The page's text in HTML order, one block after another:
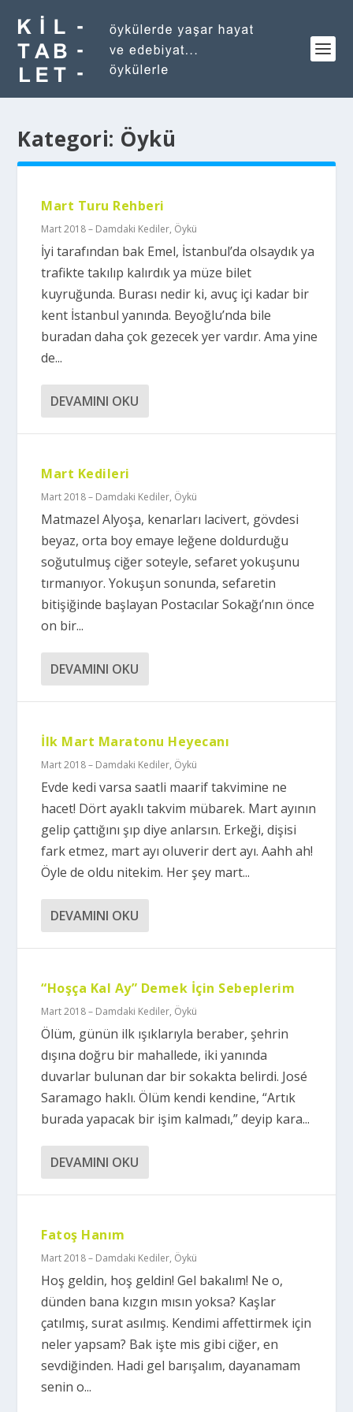
Kategori: Öykü
Mart Turu Rehberi
Mart 2018 – Damdaki Kediler, Öykü
İyi tarafından bak Emel, İstanbul’da olsaydık ya
trafikte takılıp kalırdık ya müze bilet
kuyruğunda. Burası nedir ki, avuç içi kadar bir
kent İstanbul yanında. Beyoğlu’nda bile
buradan daha çok gezecek yer vardır. Ama yine
de...
DEVAMINI OKU
Mart Kedileri
Mart 2018 – Damdaki Kediler, Öykü
Matmazel Alyoşa, kenarları lacivert, gövdesi
beyaz, orta boy emaye leğene doldurduğu
soğutulmuş ciğer soteyle, sefaret yokuşunu
tırmanıyor. Yokuşun sonunda, sefaretin
bitişiğinde başlayan Postacılar Sokağı’nın önce
on bir...
DEVAMINI OKU
İlk Mart Maratonu Heyecanı
Mart 2018 – Damdaki Kediler, Öykü
Evde kedi varsa saatli maarif takvimine ne
hacet! Dört ayaklı takvim mübarek. Mart ayının
gelip çattığını şıp diye anlarsın. Erkeği, dişisi
fark etmez, mart ayı oluverir dert ayı. Aahh ah!
Öyle de oldu nitekim. Her şey mart...
DEVAMINI OKU
“Hoşça Kal Ay” Demek İçin Sebeplerim
Mart 2018 – Damdaki Kediler, Öykü
Ölüm, günün ilk ışıklarıyla beraber, şehrin
dışına doğru bir mahallede, iki yanında
duvarlar bulunan dar bir sokakta belirdi. José
Saramago haklı. Ölüm kendi kendine, “Artık
burada yapacak bir işim kalmadı,” deyip kara...
DEVAMINI OKU
Fatoş Hanım
Mart 2018 – Damdaki Kediler, Öykü
Hoş geldin, hoş geldin! Gel bakalım! Ne o,
dünden bana kızgın mısın yoksa? Kaşlar
çatılmış, surat asılmış. Kendimi affettirmek için
neler yapsam? Bak işte mis gibi ciğer, en
sevdiğinden. Hadi gel barışalım, dayanamam
senin o...